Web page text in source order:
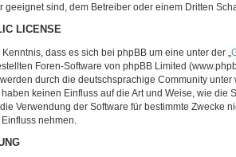
geeignet sind, dem Betreiber oder einem Dritten
LICENSE
Kenntnis, dass es sich bei phpBB um eine unter der „
Foren-Software von phpBB Limited
durch die deutschsprachige Community
keinen Einfluss auf die Art und Weise, wie die
Verwendung der Software für bestimmte Zwecke
nehmen.